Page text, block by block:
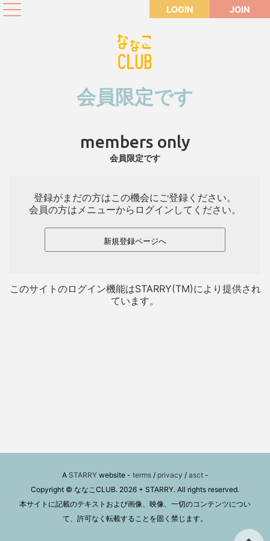
LOGIN JOIN
会員限定です
members only
会員限定です
登録がまだの方はこの機会にご登録ください。
会員の方はメニューからログインしてください。
新規登録ページへ
このサイトのログイン機能はSTARRY(TM)により提供され
ています。
A STARRYwebsite - terms/ privacy / asct-
Copyright © ななこCLUB. 2026 + STARRY. All rights reserved.
本サイトに記載のテキストおよび画像、映像、一切のコンテンツについ
て、許可なく転載することを固く禁じます。